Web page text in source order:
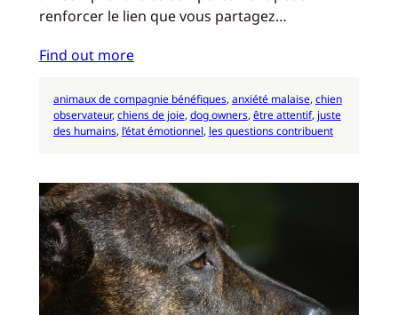
renforcer le lien que vous partagez…
Find out more
animaux de compagnie bénéfiques, anxiété malaise, chien
observateur, chiens de joie, dog owners, être attentif, juste
des humains, l’état émotionnel, les questions contribuent